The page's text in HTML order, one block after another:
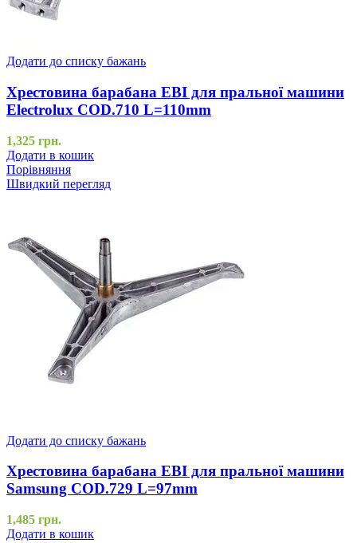
Додати до списку бажань
Хрестовина барабана EBI для пральної машини
Electrolux COD.710 L=110mm
1,325 грн.
Додати в кошик
Порівняння
Швидкий перегляд
Додати до списку бажань
Хрестовина барабана EBI для пральної машини
Samsung COD.729 L=97mm
1,485 грн.
Додати в кошик